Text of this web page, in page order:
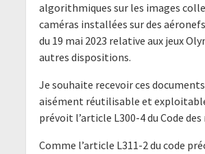
algorithmiques sur les images
caméras installées sur des
du 19 mai 2023 relative aux jeux
autres dispositions.
Je souhaite recevoir ces
aisément réutilisable et
prévoit l’article L300-4 du Code
Comme l’article L311-2 du code